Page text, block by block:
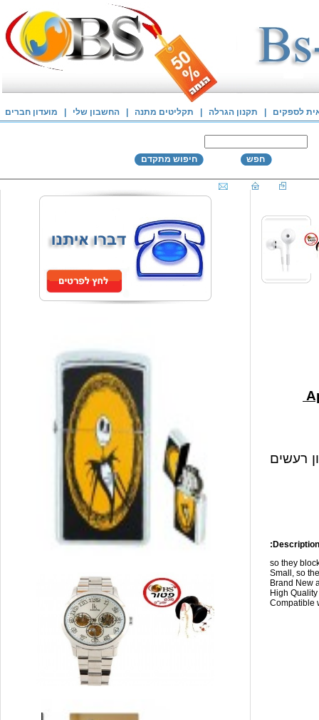
לספקים תקנון הגרלה תקליטים מתנה החשבון שלי מועדון חברים
חפש חיפוש מתקדם
רעשים
so they
Small, so
Brand New
High
Compatible